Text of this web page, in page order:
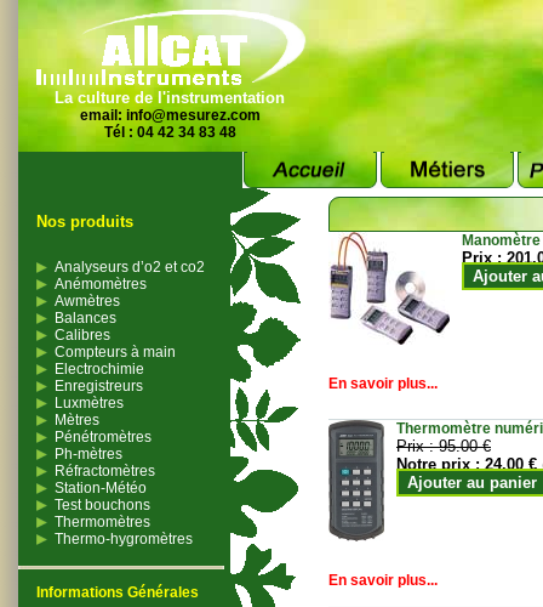
La culture de l'instrumentation
email: info@mesurez.com
Tél : 04 42 34 83 48
Nos produits
Analyseurs d’o2 et co2
Anémomètres
Awmètres
Balances
Calibres
Compteurs à main
Electrochimie
Enregistreurs
Luxmètres
Mètres
Pénétromètres
Ph-mètres
Réfractomètres
Station-Météo
Test bouchons
Thermomètres
Thermo-hygromètres
Informations Générales
Prix :
Ajouter
En savoir plus...
Thermomètre
Prix :95.00 €
Notre prix :24.00 €
Ajouter au panier
En savoir plus...